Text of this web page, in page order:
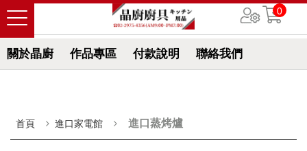
關於晶廚 作品專區 付款說明 聯絡我們
0
首頁 進口家電館 進口蒸烤爐